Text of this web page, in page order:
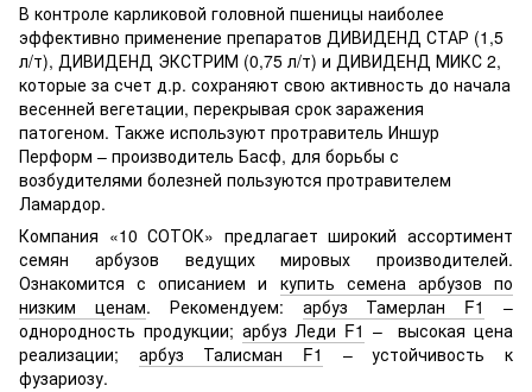
В контроле карликовой головной пшеницы наиболее
эффективно применение препаратов ДИВИДЕНД СТАР (1,5
л/т), ДИВИДЕНД ЭКСТРИМ (0,75 л/т) и ДИВИДЕНД МИКС 2,
которые за счет д.р. сохраняют свою активность до начала
весенней вегетации, перекрывая срок заражения
патогеном. Также используют протравитель Иншур
Перформ – производитель Басф, для борьбы с
возбудителями болезней пользуются протравителем
Ламардор.
Компания «10 СОТОК» предлагает широкий ассортимент
семян арбузов ведущих мировых производителей.
Ознакомится с описанием и купить семена арбузов по
низким ценам. Рекомендуем: арбуз Тамерлан F1
–
однородность продукции; арбуз Леди F1 – высокая цена
реализации; арбуз Талисман F1
– устойчивость к
фузариозу.